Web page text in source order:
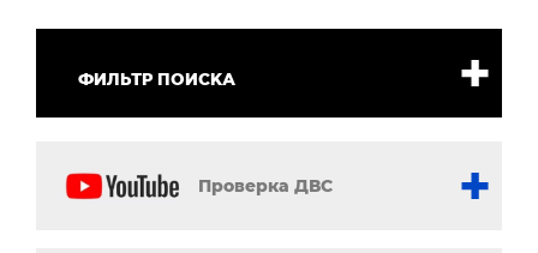
ФИЛЬТР ПОИСКА
Проверка ДВС